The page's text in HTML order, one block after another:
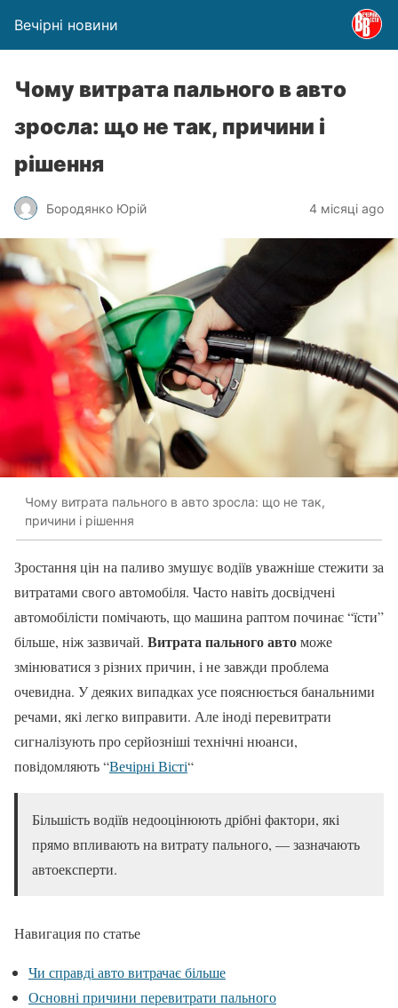
Вечірні новини
Чому витрата пального в авто
зросла: що не так, причини і
рішення
Бородянко Юрій 4 місяці ago
Чому витрата пального в авто зросла: що не так,
причини і рішення
Зростання цін на паливо змушує водіїв уважніше стежити за
витратами свого автомобіля. Часто навіть досвідчені
автомобілісти помічають, що машина раптом починає “їсти”
більше, ніж зазвичай. Витрата пального автоможе
змінюватися з різних причин, і не завжди проблема
очевидна. У деяких випадках усе пояснюється банальними
речами, які легко виправити. Але іноді перевитрати
сигналізують про серйозніші технічні нюанси,
повідомляють “Вечірні Вісті“
Більшість водіїв недооцінюють дрібні фактори, які
прямо впливають на витрату пального, — зазначають
автоексперти.
Навигация по статье
Чи справді авто витрачає більше
Основні причини перевитрати пального